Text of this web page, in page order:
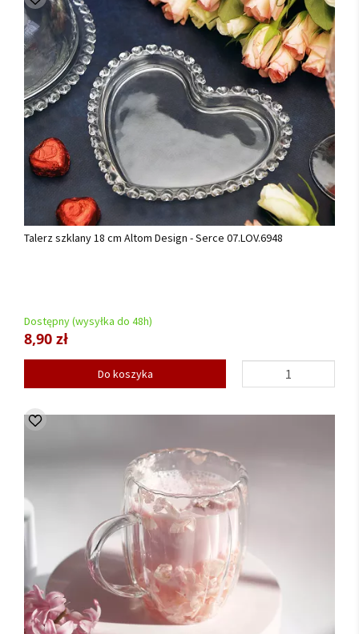
Talerz szklany 18 cm Altom Design - Serce 07.LOV.6948
Dostępny (wysyłka do 48h)
8,90 zł
Do koszyka